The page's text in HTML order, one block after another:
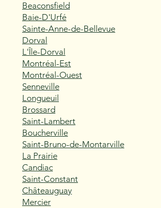
Beaconsfield
Baie-D'Urfé
Sainte-Anne-de-Bellevue
Dorval
L'Île-Dorval
Montréal-Est
Montréal-Ouest
Senneville
Longueuil
Brossard
Saint-Lambert
Boucherville
Saint-Bruno-de-Montarville
La Prairie
Candiac
Saint-Constant
Châteauguay
Mercier